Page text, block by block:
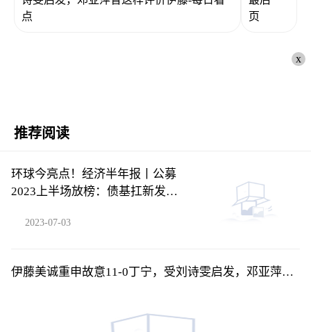
点
页
x
推荐阅读
环球今亮点！经济半年报丨公募
2023上半场放榜：债基扛新发大
2023-07-03
伊藤美诚重申故意11-0丁宁，受刘诗雯启发，邓亚萍曾